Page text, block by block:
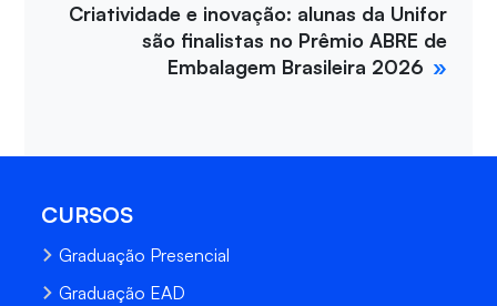
Criatividade e inovação: alunas da Unifor
são finalistas no Prêmio ABRE de
Embalagem Brasileira 2026
CURSOS
Graduação Presencial
Graduação EAD